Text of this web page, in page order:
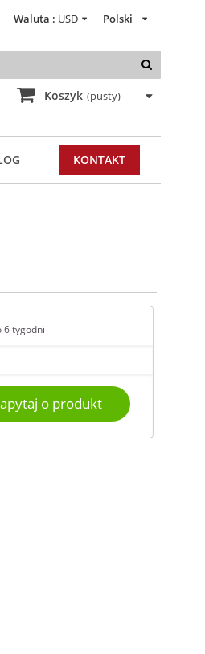
Polski
Waluta : USD
Koszyk (pusty)
KONTAKT
6 tygodni
o produkt